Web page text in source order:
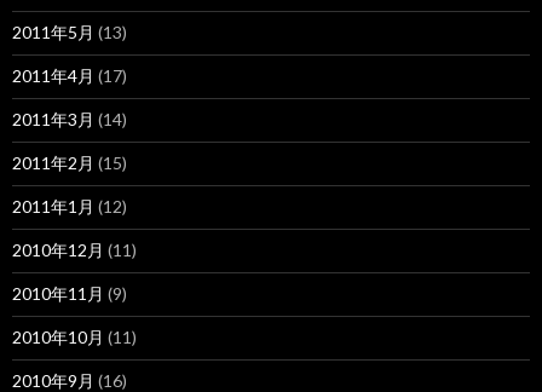
2011年5月 (13)
2011年4月 (17)
2011年3月 (14)
2011年2月 (15)
2011年1月 (12)
2010年12月 (11)
2010年11月 (9)
2010年10月 (11)
2010年9月 (16)